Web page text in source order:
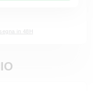
in 48H